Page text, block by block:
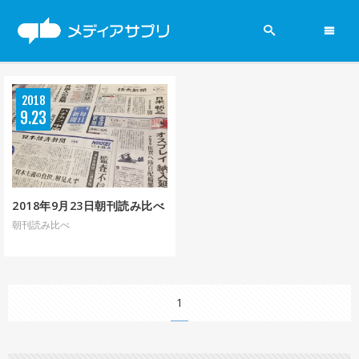
2019参院選
ニュース
政党
新聞
2018年9月23日朝刊読み比べ
2018
9 23
朝刊読み比べ
1